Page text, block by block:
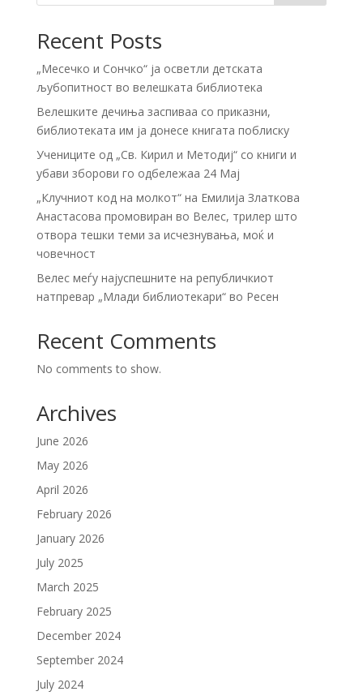
Recent Posts
„Месечко и Сончко“ ја осветли детската
љубопитност во велешката библиотека
Велешките дечиња заспиваа со приказни,
библиотеката им ја донесе книгата поблиску
Учениците од „Св. Кирил и Методиј“ со книги и
убави зборови го одбележаа 24 Мај
„Клучниот код на молкот“ на Емилија Златкова
Анастасова промовиран во Велес, трилер што
отвора тешки теми за исчезнувања, моќ и
човечност
Велес меѓу најуспешните на републичкиот
натпревар „Млади библиотекари“ во Ресен
Recent Comments
No comments to show.
Archives
June 2026
May 2026
April 2026
February 2026
January 2026
July 2025
March 2025
February 2025
December 2024
September 2024
July 2024